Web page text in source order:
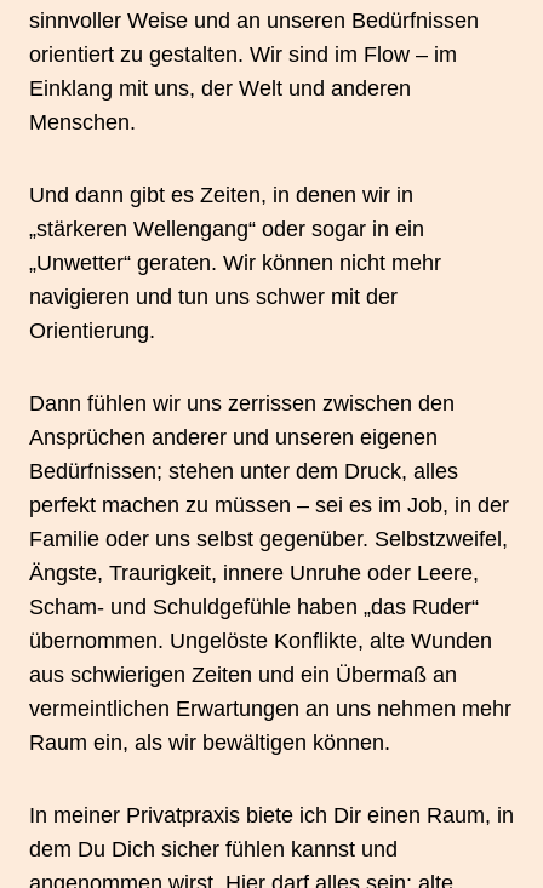
sinnvoller Weise und an unseren Bedürfnissen
orientiert zu gestalten. Wir sind im Flow – im
Einklang mit uns, der Welt und anderen
Menschen.
Und dann gibt es Zeiten, in denen wir in
„stärkeren Wellengang“ oder sogar in ein
„Unwetter“ geraten. Wir können nicht mehr
navigieren und tun uns schwer mit der
Orientierung.
Dann fühlen wir uns zerrissen zwischen den
Ansprüchen anderer und unseren eigenen
Bedürfnissen; stehen unter dem Druck, alles
perfekt machen zu müssen – sei es im Job, in der
Familie oder uns selbst gegenüber. Selbstzweifel,
Ängste, Traurigkeit, innere Unruhe oder Leere,
Scham- und Schuldgefühle haben „das Ruder“
übernommen. Ungelöste Konflikte, alte Wunden
aus schwierigen Zeiten und ein Übermaß an
vermeintlichen Erwartungen an uns nehmen mehr
Raum ein, als wir bewältigen können.
In meiner Privatpraxis biete ich Dir einen Raum, in
dem Du Dich sicher fühlen kannst und
angenommen wirst. Hier darf alles sein: alte